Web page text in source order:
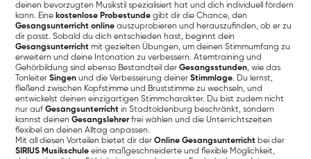
deinen bevorzugten Musikstil spezialisiert hat und dich individuell fördern
kann. Eine kostenlose Probestunde gibt dir die Chance, den
Gesangsunterricht online auszuprobieren und herauszufinden, ob er zu
dir passt. Sobald du dich entschieden hast, beginnt dein
Gesangsunterricht mit gezielten Übungen, um deinen Stimmumfang zu
erweitern und deine Intonation zu verbessern. Atemtraining und
Gehörbildung sind ebenso Bestandteil derGesangsstunden, wie das
TonleiterSingen und die Verbesserung deinerStimmlage. Du lernst,
fließend zwischen Kopfstimme und Bruststimme zu wechseln, und
entwickelst deinen einzigartigen Stimmcharakter. Du bist zudem nicht
nur aufGesangsunterricht in Stadtoldenburg beschränkt, sondern
kannst deinenGesangslehrer frei wählen und die Unterrichtszeiten
flexibel an deinen Alltag anpassen.
Mit all diesen Vorteilen bietet dir derOnline Gesangsunterricht bei der
SIRIUS Musikschule eine maßgeschneiderte und flexible Möglichkeit,